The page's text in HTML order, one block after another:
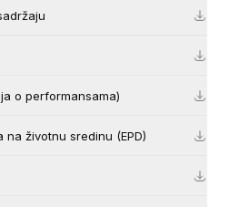
o performansama)
životnu sredinu (EPD)